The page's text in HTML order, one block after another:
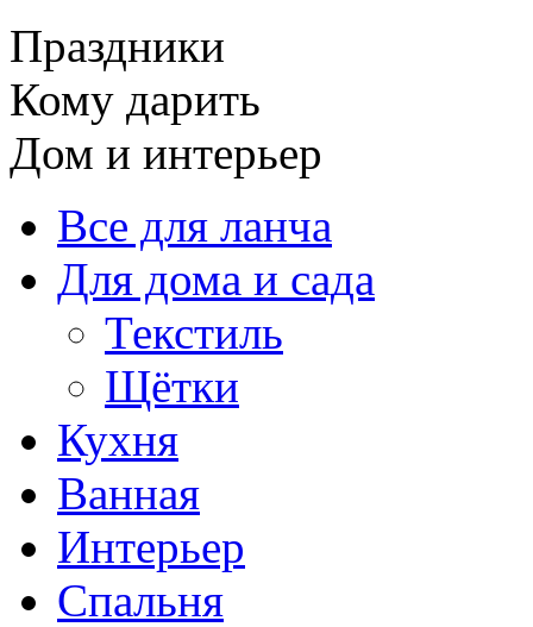
Праздники
Кому дарить
Дом и интерьер
Все для ланча
Для дома и сада
Текстиль
Щётки
Кухня
Ванная
Интерьер
Спальня